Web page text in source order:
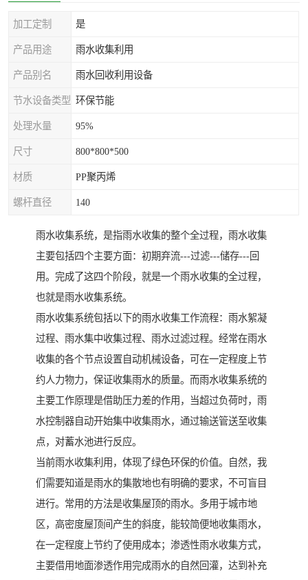
加工定制 是
产品用途 雨水收集利用
产品别名 雨水回收利用设备
节水设备类型 环保节能
处理水量 95%
尺寸 800*800*500
材质 PP聚丙烯
螺杆直径 140
雨水收集系统，是指雨水收集的整个全过程，雨水收集
主要包括四个主要方面：初期弃流---过滤---储存---回
用。完成了这四个阶段，就是一个雨水收集的全过程，
也就是雨水收集系统。
雨水收集系统包括以下的雨水收集工作流程：雨水絮凝
过程、雨水集中收集过程、雨水过滤过程。经常在雨水
收集的各个节点设置自动机械设备，可在一定程度上节
约人力物力，保证收集雨水的质量。而雨水收集系统的
主要工作原理是借助压力差的作用，当超过负荷时，雨
水控制器自动开始集中收集雨水，通过输送管送至收集
点，对蓄水池进行反应。
当前雨水收集利用，体现了绿色环保的价值。自然，我
们需要知道是雨水的集散地也有明确的要求，不可盲目
进行。常用的方法是收集屋顶的雨水。多用于城市地
区，高密度屋顶间产生的斜度，能较简便地收集雨水，
在一定程度上节约了使用成本；渗透性雨水收集方式，
主要借用地面渗透作用完成雨水的自然回灌，达到补充